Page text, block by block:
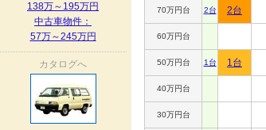
138万～195万円
中古車物件：
57万～245万円
カタログへ
70万円台 2台 2台
60万円台
50万円台 1台 1台
40万円台
30万円台